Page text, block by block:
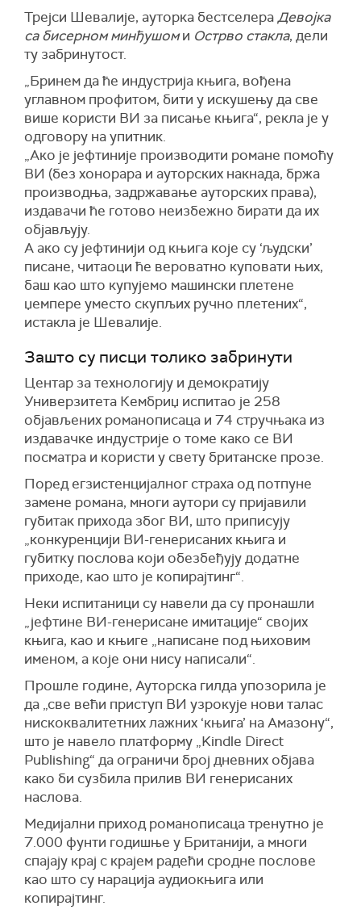
Трејси Шевалије, ауторка бестселераДевојка
са бисерном минђушоми Острво стакла, дели
ту забринутост.
„Бринем да ће индустрија књига, вођена
углавном профитом, бити у искушењу да све
више користи ВИ за писање књига“, рекла је у
одговору на упитник.
„Ако је јефтиније производити романе помоћу
ВИ (без хонорара и ауторских накнада, бржа
производња, задржавање ауторских права),
издавачи ће готово неизбежно бирати да их
објављују.
А ако су јефтинији од књига које су ‘људски’
писане, читаоци ће вероватно куповати њих,
баш као што купујемо машински плетене
џемпере уместо скупљих ручно плетених“,
истакла је Шевалије.
Зашто су писци толико забринути
Центар за технологију и демократију
Универзитета Кембриџ испитао је 258
објављених романописаца и 74 стручњака из
издавачке индустрије о томе како се ВИ
посматра и користи у свету британске прозе.
Поред егзистенцијалног страха од потпуне
заменe романа, многи аутори су пријавили
губитак прихода због ВИ, што приписују
„конкуренцији ВИ-генерисаних књига и
губитку послова који обезбеђују додатне
приходе, као што је копирајтинг“.
Неки испитаници су навели да су пронашли
„јефтине ВИ-генерисане имитације“ својих
књига, као и књиге „написане под њиховим
именом, а које они нису написали“.
Прошле године, Ауторска гилда упозорила је
да „све већи приступ ВИ узрокује нови талас
нискоквалитетних лажних ‘књига’ на Амазону“,
што је навело платформу „Kindle Direct
Publishing“ да ограничи број дневних објава
како би сузбила прилив ВИ генерисаних
наслова.
Медијални приход романописаца тренутно је
7.000 фунти годишње у Британији, а многи
спајају крај с крајем радећи сродне послове
као што су нарација аудиокњига или
копирајтинг.